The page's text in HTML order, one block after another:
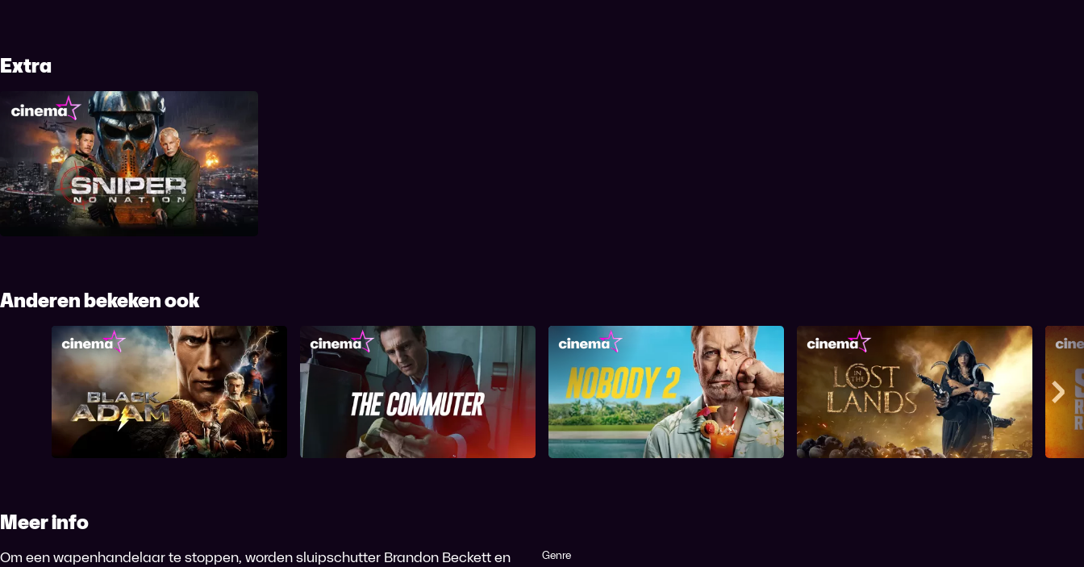
Extra
Sniper: No Nation
Anderen bekeken ook
Black Adam The Commuter Nobody 2 In the Lost Lands
Meer info
Om een wapenhandelaar te stoppen, worden sluipschutter Brandon Beckett en
Genre